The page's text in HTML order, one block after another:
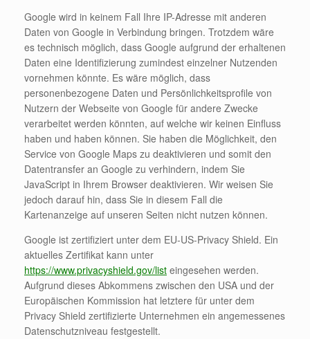
Google wird in keinem Fall Ihre IP-Adresse mit anderen
Daten von Google in Verbindung bringen. Trotzdem wäre
es technisch möglich, dass Google aufgrund der erhaltenen
Daten eine Identifizierung zumindest einzelner Nutzenden
vornehmen könnte. Es wäre möglich, dass
personenbezogene Daten und Persönlichkeitsprofile von
Nutzern der Webseite von Google für andere Zwecke
verarbeitet werden könnten, auf welche wir keinen Einfluss
haben und haben können. Sie haben die Möglichkeit, den
Service von Google Maps zu deaktivieren und somit den
Datentransfer an Google zu verhindern, indem Sie
JavaScript in Ihrem Browser deaktivieren. Wir weisen Sie
jedoch darauf hin, dass Sie in diesem Fall die
Kartenanzeige auf unseren Seiten nicht nutzen können.
Google ist zertifiziert unter dem EU-US-Privacy Shield. Ein
aktuelles Zertifikat kann unter
https://www.privacyshield.gov/list eingesehen werden.
Aufgrund dieses Abkommens zwischen den USA und der
Europäischen Kommission hat letztere für unter dem
Privacy Shield zertifizierte Unternehmen ein angemessenes
Datenschutzniveau festgestellt.